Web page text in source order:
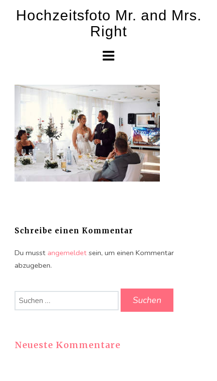
Hochzeitsfoto Mr. and Mrs.
Right
Schreibe einen Kommentar
Du musst angemeldet sein, um einen Kommentar
abzugeben.
Suchen
nach:
Neueste Kommentare